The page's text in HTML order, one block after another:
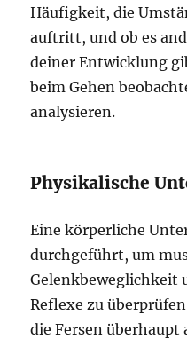
Häufigkeit, die
auftritt, und ob es
deiner Entwicklung
beim Gehen
analysieren.
Physikalische
Eine körperliche
durchgeführt, um
Gelenkbeweglichkeit
Reflexe zu
die Fersen überhaupt